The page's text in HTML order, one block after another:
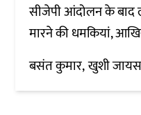
सीजेपी आंदोलन के बाद
मारने की धमकियां,
बसंत कुमार खुशी